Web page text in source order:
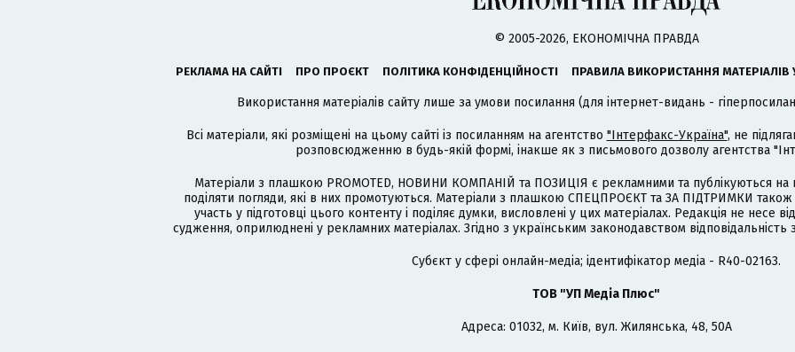
© 2005-2026, ЕКОНОМІЧНА ПРАВДА
РЕКЛАМА НА САЙТІ ПРО ПРОЄКТ ПОЛІТИКА КОНФІДЕНЦІЙНОСТІ ПРАВИЛА ВИКОРИСТАННЯ МАТЕРІАЛІВ
Використання матеріалів сайту лише за умови посилання (для інтернет-видань -
Всі матеріали, які розміщені на цьому сайті із посиланням на агентство "Інтерфакс-Україна", не
розповсюдженню в будь-якій формі, інакше як з письмового дозволу агентства
Матеріали з плашкою PROMOTED, НОВИНИ КОМПАНІЙ та ПОЗИЦІЯ є рекламними та публікуються на
поділяти погляди, які в них промотуються. Матеріали з плашкою СПЕЦПРОЄКТ та ЗА ПІДТРИМКИ
участь у підготовці цього контенту і поділяє думки, висловлені у цих матеріалах. Редакція не несе
судження, оприлюднені у рекламних матеріалах. Згідно з українським законодавством
Cубєкт у сфері онлайн-медіа; ідентифікатор медіа - R40-02163.
ТОВ "УП Медіа Плюс"
Адреса: 01032, м. Київ, вул. Жилянська, 48, 50А